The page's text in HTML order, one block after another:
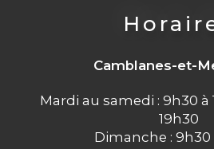
Camblanes-et-
Mardi au samedi : 9h30 à
19h30
Dimanche : 9h30